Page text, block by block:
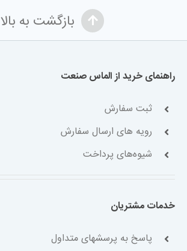
بازگشت به بالا
راهنمای خرید از الماس صنعت
ثبت سفارش
رویه های ارسال سفارش
شیوه‌های پرداخت
خدمات مشتریان
پاسخ به پرسشهای متداول